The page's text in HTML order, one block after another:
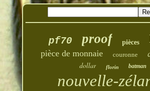
pf70 proof pièces
pièce de monnaie couronne
dollar florin batman
nouvelle-